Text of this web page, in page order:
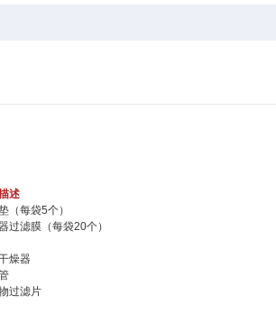
述
（每袋5个）
过滤膜（每袋20个）
燥器
过滤片